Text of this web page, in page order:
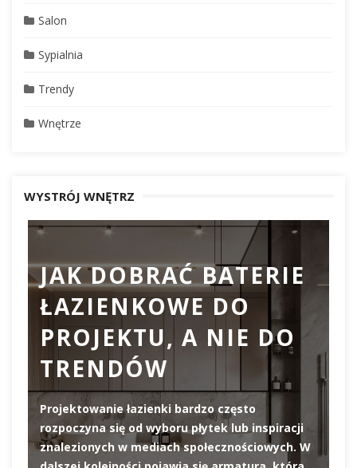
Salon
Sypialnia
Trendy
Wnętrze
WYSTRÓJ WNĘTRZ
JAK DOBRAĆ BATERIE
ŁAZIENKOWE DO
PROJEKTU, A NIE DO
TRENDÓW
Projektowanie łazienki bardzo często
rozpoczyna się od wyboru płytek lub inspiracji
znalezionych w mediach społecznościowych. W